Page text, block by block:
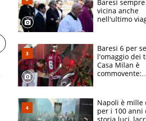
Baresi sempre
vicina anche
nell'ultimo
circondati
dall'affetto
Baresi 6 per
l'omaggio dei
Casa Milan è
commovente:
bigliettini
Napoli è mille
per i 100 anni